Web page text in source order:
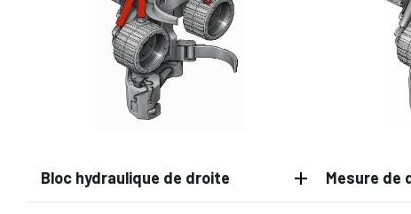
Bloc hydraulique de droite Mesure de